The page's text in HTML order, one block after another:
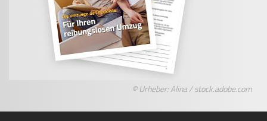
© Urheber: Alina / stock.adobe.com